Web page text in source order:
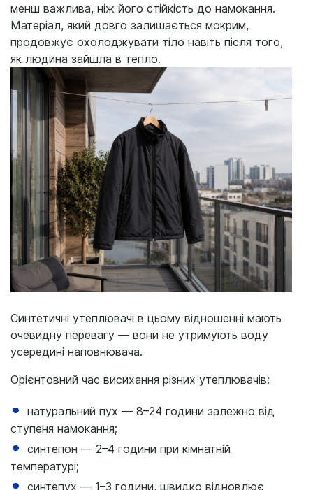
менш важлива, ніж його стійкість до намокання.
Матеріал, який довго залишається мокрим,
продовжує охолоджувати тіло навіть після того,
як людина зайшла в тепло.
Синтетичні утеплювачі в цьому відношенні мають
очевидну перевагу — вони не утримують воду
усередині наповнювача.
Орієнтовний час висихання різних утеплювачів:
натуральний пух — 8–24 години залежно від
ступеня намокання;
синтепон — 2–4 години при кімнатній
температурі;
синтепух — 1–3 години, швидко відновлює